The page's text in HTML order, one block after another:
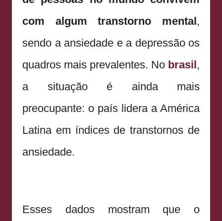
com algum transtorno mental,
sendo a ansiedade e a depressão os
quadros mais prevalentes. No brasil,
a situação é ainda mais
preocupante: o país lidera a América
Latina em índices de transtornos de
ansiedade.
Esses dados mostram que o